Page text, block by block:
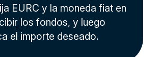
EURC y la moneda fiat en
los fondos, y luego
el importe deseado.